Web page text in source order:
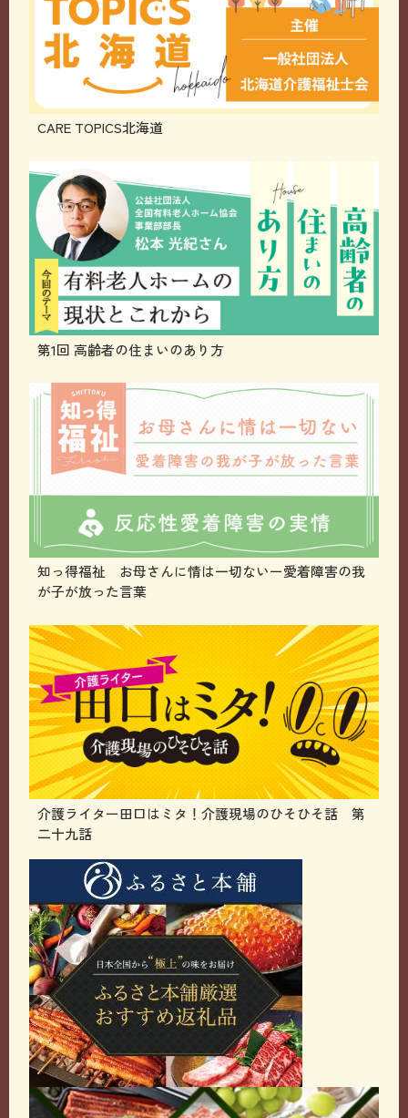
CARE TOPICS北海道
第1回 高齢者の住まいのあり方
知っ得福祉 お母さんに情は一切ないー愛着障害の我
が子が放った言葉
介護ライター田口はミタ！介護現場のひそひそ話 第
二十九話